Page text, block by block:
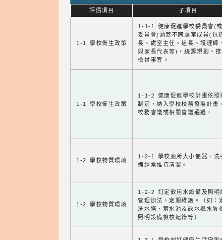
評價項目 子項目
1-1 學校衛生政策
1-1-1 健康促進學校委員會(
委員會)涵蓋不同處室成員(包
長、處室主任、組長、護理師
與家長代表等)，統籌規劃、
檢討事宜。
1-1 學校衛生政策
1-1-2 健康促進學校計畫依照
制定，納入學校校務發展計畫
校務會議或相關會議通過。
1-2 學校物質環境
1-2-1 學校廁所大小便器、洗
備經常維持清潔。
1-2 學校物質環境
1-2-2 訂定飲用水設備及照明
管理辦法，定期維護。（如：
洗水塔、蓄水池及飲水機水質
照明設備檢核紀錄等）